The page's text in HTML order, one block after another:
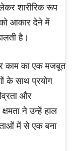
लेकर शारीरिक रूप
आकार देने में
है।
काम का एक मजबूत
के साथ प्रयोग
और
ने उन्हें हाल
में से एक बना